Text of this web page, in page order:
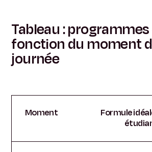
Tableau :
fonction du moment
journée
Moment
Formule